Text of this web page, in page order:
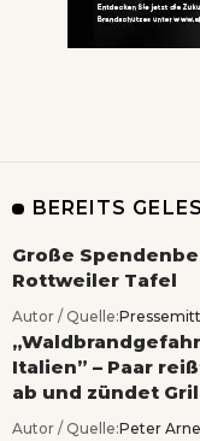
BEREITS
Große
Rottweiler Tafel
Autor / Quelle:
Italien” – Paar
ab und zündet
Autor / Quelle:Peter